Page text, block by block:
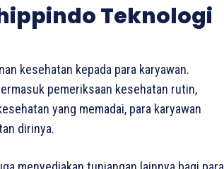
Teknologi
kesehatan kepada para karyawan.
pemeriksaan kesehatan rutin,
yang memadai, para karyawan
dirinya.